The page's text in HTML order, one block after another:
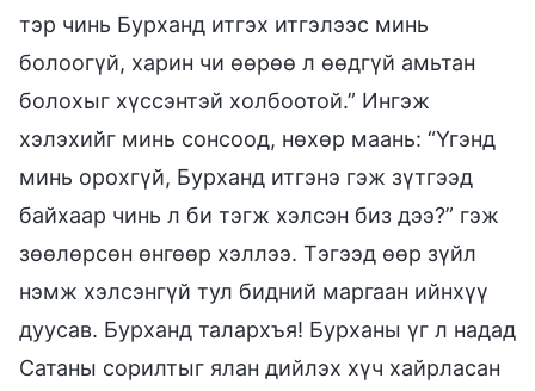
тэр чинь Бурханд итгэх итгэлээс минь
болоогүй, харин чи өөрөө л өөдгүй амьтан
болохыг хүссэнтэй холбоотой.” Ингэж
хэлэхийг минь сонсоод, нөхөр маань: “Үгэнд
минь орохгүй, Бурханд итгэнэ гэж зүтгээд
байхаар чинь л би тэгж хэлсэн биз дээ?” гэж
зөөлөрсөн өнгөөр хэллээ. Тэгээд өөр зүйл
нэмж хэлсэнгүй тул бидний маргаан ийнхүү
дуусав. Бурханд талархъя! Бурханы үг л надад
Сатаны сорилтыг ялан дийлэх хүч хайрласан